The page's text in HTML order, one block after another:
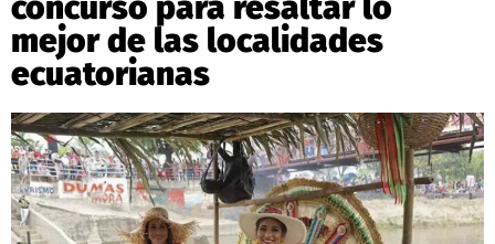
mejor de las localidades
ecuatorianas